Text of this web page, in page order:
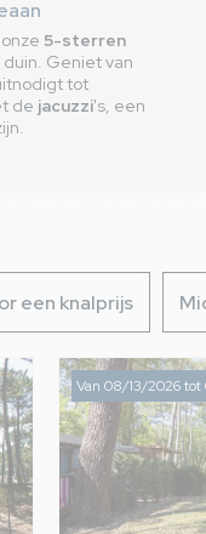
5-sterren
duin. Geniet van
tot
de jacuzzi's, een
een knalprijs
Van 08/13/2026